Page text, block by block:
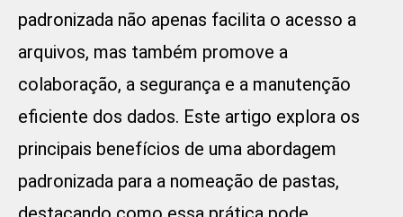
padronizada não apenas facilita o acesso a
arquivos, mas também promove a
colaboração, a segurança e a manutenção
eficiente dos dados. Este artigo explora os
principais benefícios de uma abordagem
padronizada para a nomeação de pastas,